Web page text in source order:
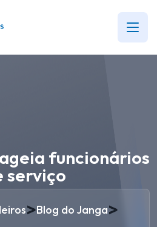
funcionários
serviço
>Blog do Janga>